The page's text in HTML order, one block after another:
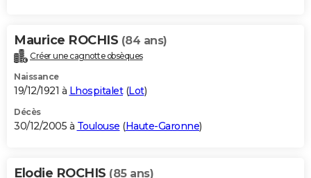
Maurice ROCHIS (84 ans)
Créer une cagnotte obsèques
Naissance
19/12/1921 à Lhospitalet(Lot)
Décès
30/12/2005 à Toulouse (Haute-Garonne)
Elodie ROCHIS (85 ans)